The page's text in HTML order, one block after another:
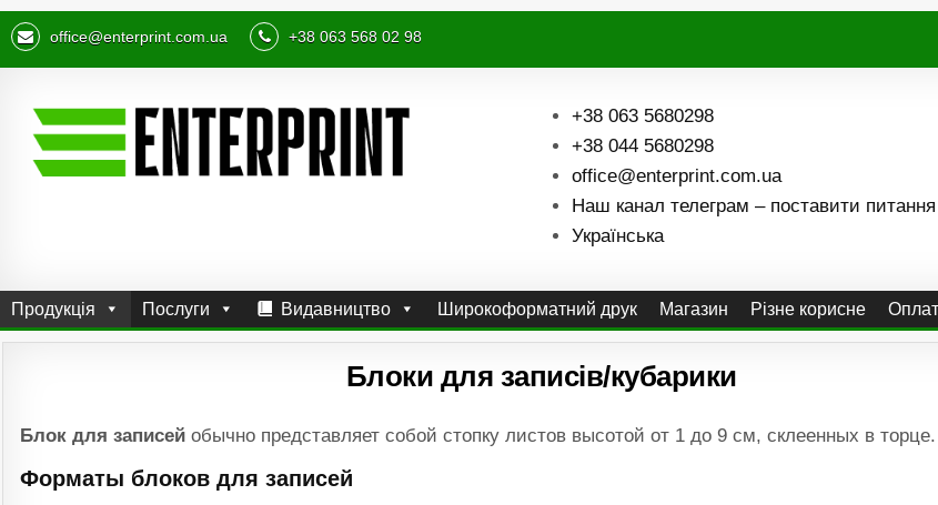
office@enterprint.com.ua +38 063 568 02 98
+38 063 5680298
+38 044 5680298
office@enterprint.com.ua
Наш канал телеграм – поставити питання
Українська
Продукція Послуги Видавництво Широкоформатний друк Магазин Різне корисне
Блоки для записів/кубарики
Блок для записей обычно представляет собой стопку листов высотой от 1 до 9 см, склеенных в торце.
Форматы блоков для записей